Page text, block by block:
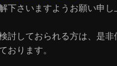
下さいますようお願い申し
討しておられる方は、是
おります。